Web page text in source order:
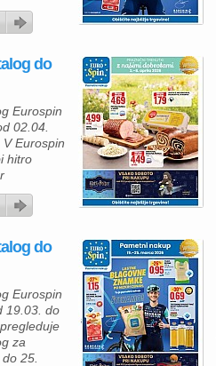
po zelo
idealni
g) za
je odličen
tako
[…]
do
Eurospin
02.04.
Eurospin
hitro
in
mizo.
cena za
mreži, ki
4,69 €
je
glavno
do
Eurospin
19.03. do
za
25.